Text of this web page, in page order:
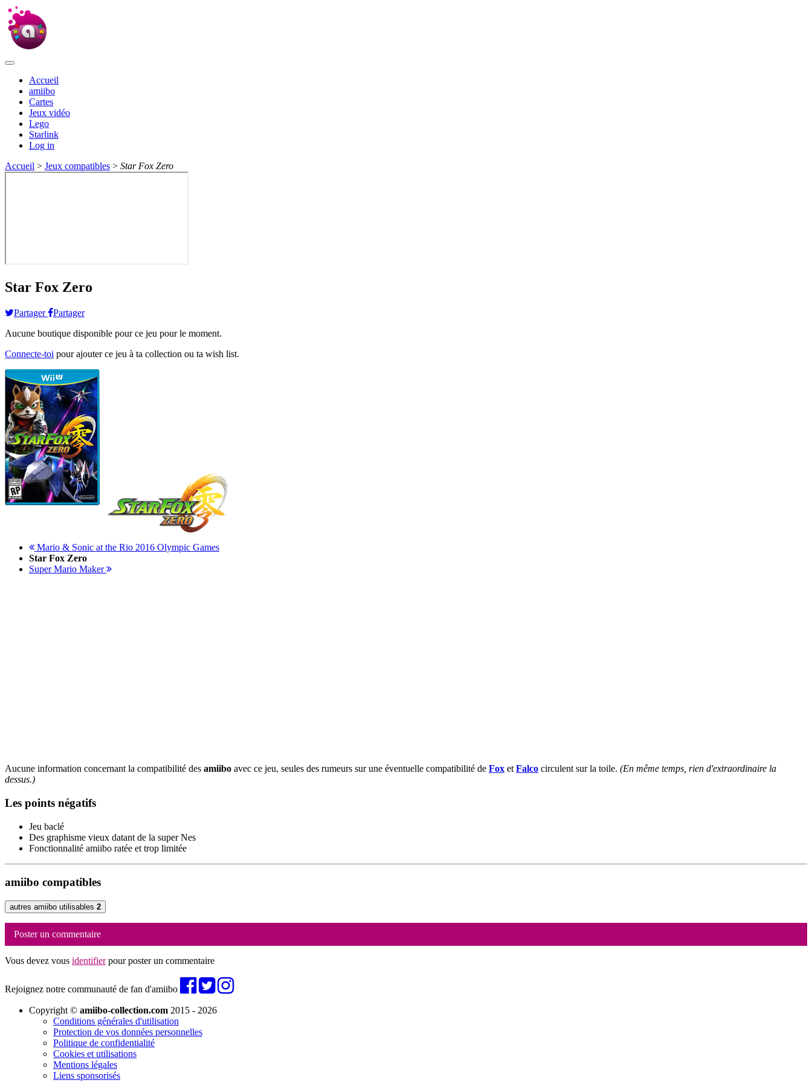
Accueil
amiibo
Cartes
Jeux vidéo
Lego
Starlink
Log in
Accueil > Jeux compatibles > Star Fox Zero
Star Fox Zero
Partager
Partager
Aucune boutique disponible pour ce jeu pour le moment.
Connecte-toi pour ajouter ce jeu à ta collection ou ta wish list.
Mario & Sonic at the Rio 2016 Olympic Games
Star Fox Zero
Super Mario Maker
Aucune information concernant la compatibilité des amiibo avec ce jeu, seules des rumeurs sur une éventuelle compatibilité de Fox et Falco circulent sur la toile. (En même temps, rien d'extraordinaire la
dessus.)
Les points négatifs
Jeu baclé
Des graphisme vieux datant de la super Nes
Fonctionnalité amiibo ratée et trop limitée
amiibo compatibles
autres amiibo utilisables 2
Poster un commentaire
Vous devez vous identifierpour poster un commentaire
Rejoignez notre communauté de fan d'amiibo
Copyright © amiibo-collection.com 2015 - 2026
Conditions générales d'utilisation
Protection de vos données personnelles
Politique de confidentialité
Cookies et utilisations
Mentions légales
Liens sponsorisés